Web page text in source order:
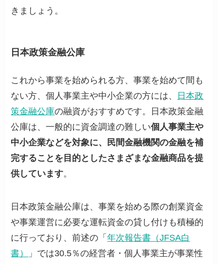
きましょう。
日本政策金融公庫
これから事業を始められる方、事業を始めて間も
ない方、個人事業主や中小企業の方には、
日本政
策金融公庫の融資がおすすめです。日本政策金融
公庫は、一般的に資金調達の難しい個人事業主や
中小企業などを対象に、民間金融機関の金融を補
完することを目的としたさまざまな金融商品を提
供しています。
日本政策金融公庫は、事業を始める際の創業資金
や事業運営に必要な運転資金の貸し付けも積極的
に行っており、前述の「年次報告書（JFSA白
書）
」では30.5％の経営者・個人事業主が事業性